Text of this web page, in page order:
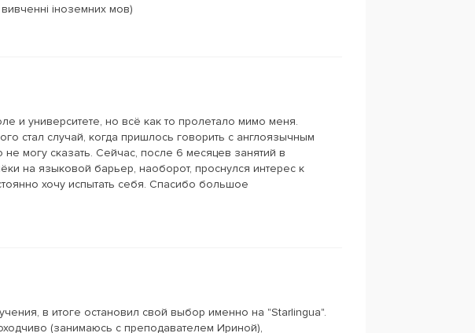
вивченні іноземних мов)
и университете, но всё как то пролетало мимо меня.
стал случай, когда пришлось говорить с англоязычным
могу сказать. Сейчас, после 6 месяцев занятий в
на языковой барьер, наоборот, проснулся интерес к
хочу испытать себя. Спасибо большое
в итоге остановил свой выбор именно на "Starlingua".
(занимаюсь с преподавателем Ириной),